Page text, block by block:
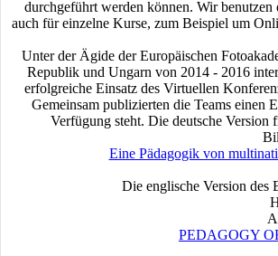
durchgeführt werden können. Wir benutzen
auch für einzelne Kurse, zum Beispiel um
Unter der Ägide der Europäischen
Republik und Ungarn von 2014 - 2016
erfolgreiche Einsatz des Virtuellen
Gemeinsam publizierten die Teams einen
Verfügung steht. Die deutsche
Eine Pädagogik von
Die englische Version des
PEDAGOGY